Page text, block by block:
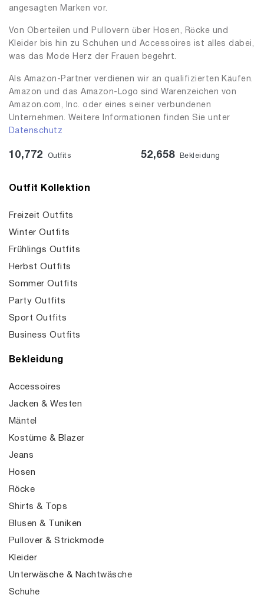
angesagten Marken vor.
Von Oberteilen und Pullovern über Hosen, Röcke und
Kleider bis hin zu Schuhen und Accessoires ist alles dabei,
was das Mode Herz der Frauen begehrt.
Als Amazon-Partner verdienen wir an qualifizierten Käufen.
Amazon und das Amazon-Logo sind Warenzeichen von
Amazon.com, Inc. oder eines seiner verbundenen
Unternehmen. Weitere Informationen finden Sie unter
Datenschutz
10,772 Outfits 52,658 Bekleidung
Outfit Kollektion
Freizeit Outfits
Winter Outfits
Frühlings Outfits
Herbst Outfits
Sommer Outfits
Party Outfits
Sport Outfits
Business Outfits
Bekleidung
Accessoires
Jacken & Westen
Mäntel
Kostüme & Blazer
Jeans
Hosen
Röcke
Shirts & Tops
Blusen & Tuniken
Pullover & Strickmode
Kleider
Unterwäsche & Nachtwäsche
Schuhe